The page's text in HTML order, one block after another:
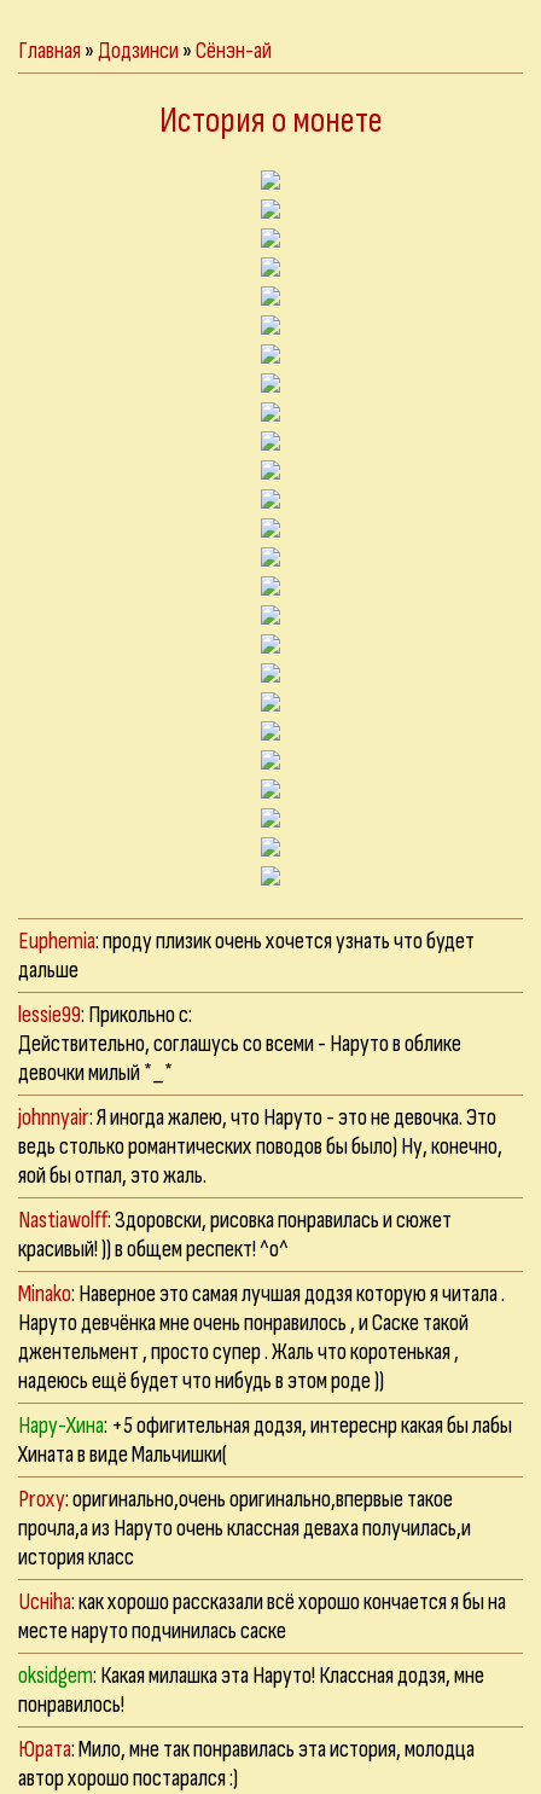
Главная»Додзинси»Сёнэн-ай
История о монете
Euphemia: проду плизик очень хочется узнать что будет
дальше
lessie99: Прикольно с:
Действительно, соглашусь со всеми - Наруто в облике
девочки милый *_*
johnnyair: Я иногда жалею, что Наруто - это не девочка. Это
ведь столько романтических поводов бы было) Ну, конечно,
яой бы отпал, это жаль.
Nastiawolff: Здоровски, рисовка понравилась и сюжет
красивый! )) в общем респект! ^о^
Minako: Наверное это самая лучшая додзя которую я читала .
Наруто девчёнка мне очень понравилось , и Саске такой
джентельмент , просто супер . Жаль что коротенькая ,
надеюсь ещё будет что нибудь в этом роде ))
Нару-Хина: +5 офигительная додзя, интереснр какая бы лабы
Хината в виде Мальчишки(
Proxy: оригинально,очень оригинально,впервые такое
прочла,а из Наруто очень классная деваха получилась,и
история класс
Uснiha: как хорошо рассказали всё хорошо кончается я бы на
месте наруто подчинилась саске
oksidgem: Какая милашка эта Наруто! Классная додзя, мне
понравилось!
Юрата: Мило, мне так понравилась эта история, молодца
автор хорошо постарался :)